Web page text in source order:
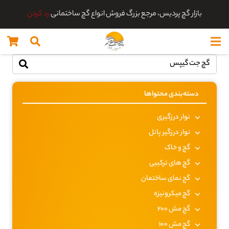
بازار گچ پردیس، مرجع بزرگ فروش انواع گچ ساختمانیرد کردن
دسته‌بندی محتواها
نوار درزگیری
نوار درزگیر پانل
گچ و خاک
گچ های ترکیبی
گچ نمای ساختمان
گچ میکرونیزه
گچ مش 200
گچ مش 100